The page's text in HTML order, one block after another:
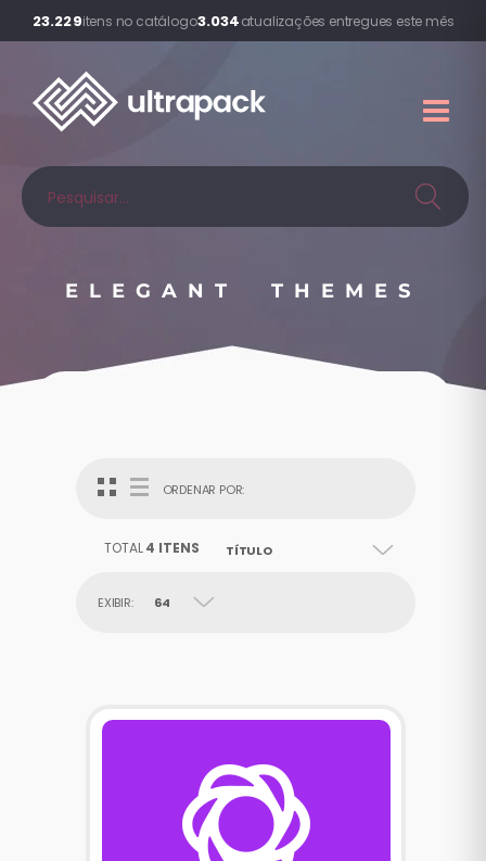
23.229itens no catálogo3.034atualizações entregues este mês
ELEGANT THEMES
ORDENAR POR:
TÍTULO
TOTAL4 ITENS
EXIBIR: 64